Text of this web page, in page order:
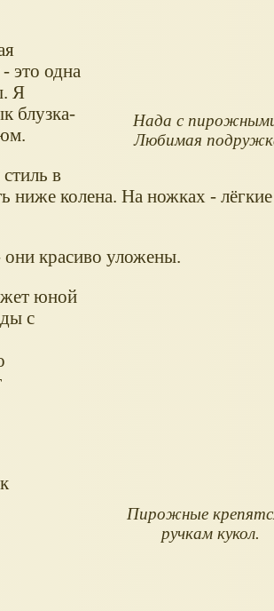
Нада с
Любимая
это одна
Я
блузка-
в
ниже колена. На ножках - лёгкие
красиво уложены.
Пирожные
ручкам кукол.
юной
с